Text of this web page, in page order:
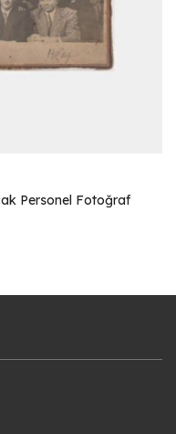
Personel Fotoğraf